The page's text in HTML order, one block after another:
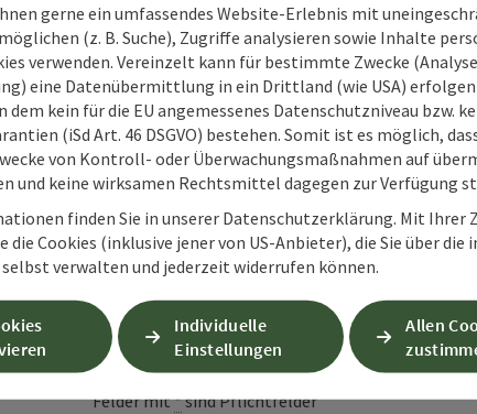
Unverbindliche
Felder mit*sind Pflichtfelder
gerne ein umfassendes Website-Erlebnis mit
(z. B. Suche), Zugriffe analysieren sowie Inhalte
verwenden. Vereinzelt kann für bestimmte Zwecke
eine Datenübermittlung in ein Drittland (wie USA) erfolgen
dem kein für die EU angemessenes Datenschutzniveau bzw.
(iSd Art. 46 DSGVO) bestehen. Somit ist es möglich,
von Kontroll- oder Überwachungsmaßnahmen auf
und keine wirksamen Rechtsmittel dagegen zur Verfügung
finden Sie in unserer Datenschutzerklärung. Mit Ihrer
die Cookies (inklusive jener von US-Anbieter), die Sie über die
verwalten und jederzeit widerrufen können.
Individuelle
Einstellungen
Allen